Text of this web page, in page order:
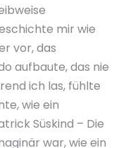
mir wie
vor, das
aufbaute, das nie
ich las, fühlte
wie ein
Süskind – Die
war, wie ein